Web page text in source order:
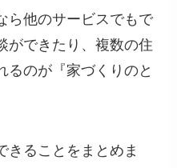
ら他のサービスでもで
ができたり、複数の住
るのが『家づくりのと
きることをまとめま